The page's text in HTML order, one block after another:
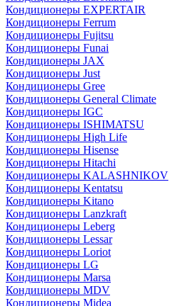
Кондиционеры EXPERTAIR
Кондиционеры Ferrum
Кондиционеры Fujitsu
Кондиционеры Funai
Кондиционеры JAX
Кондиционеры Just
Кондиционеры Gree
Кондиционеры General Climate
Кондиционеры IGC
Кондиционеры ISHIMATSU
Кондиционеры High Life
Кондиционеры Hisense
Кондиционеры Hitachi
Кондиционеры KALASHNIKOV
Кондиционеры Kentatsu
Кондиционеры Kitano
Кондиционеры Lanzkraft
Кондиционеры Leberg
Кондиционеры Lessar
Кондиционеры Loriot
Кондиционеры LG
Кондиционеры Marsa
Кондиционеры MDV
Кондиционеры Midea